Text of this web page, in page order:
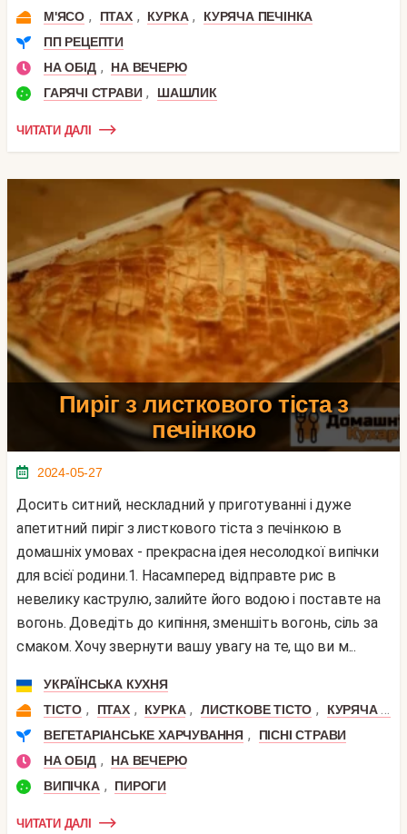
М'ЯСО , ПТАХ , КУРКА ,
КУРЯЧА ПЕЧІНКА
ПП РЕЦЕПТИ
НА ОБІД ,
НА ВЕЧЕРЮ
ГАРЯЧІ СТРАВИ , ШАШЛИК
ЧИТАТИ ДАЛІ
Пиріг з листкового тіста з
печінкою
2024-05-27
Досить ситний, нескладний у приготуванні і дуже
апетитний пиріг з листкового тіста з печінкою в
домашніх умовах - прекрасна ідея несолодкої випічки
для всієї родини.1. Насамперед відправте рис в
невелику каструлю, залийте його водою і поставте на
вогонь. Доведіть до кипіння, зменшіть вогонь, сіль за
смаком. Хочу звернути вашу увагу на те, що ви м...
УКРАЇНСЬКА КУХНЯ
ТІСТО , ПТАХ , КУРКА , ЛИСТКОВЕ ТІСТО ,
КУРЯЧА ПЕЧІНКА
ВЕГЕТАРІАНСЬКЕ ХАРЧУВАННЯ ,
ПІСНІ СТРАВИ
НА ОБІД ,
НА ВЕЧЕРЮ
ВИПІЧКА , ПИРОГИ
ЧИТАТИ ДАЛІ